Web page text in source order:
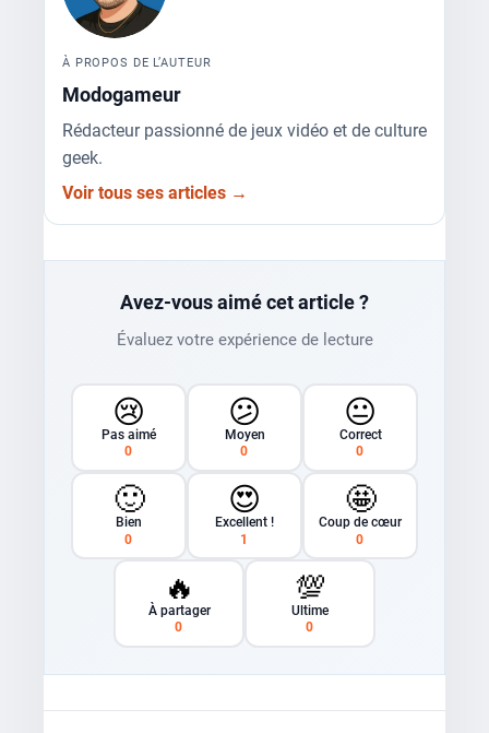
À PROPOS DE L’AUTEUR
Modogameur
Rédacteur passionné de jeux vidéo et de culture
geek.
Voir tous ses articles →
Avez-vous aimé cet article ?
Évaluez votre expérience de lecture
😢
Pas aimé
0
😕
Moyen
0
😐
Correct
0
🙂
Bien
0
😍
Excellent !
1
🤩
Coup de cœur
0
🔥
À partager
0
💯
Ultime
0